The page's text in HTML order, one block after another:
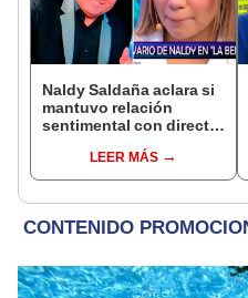
Naldy Saldaña aclara si
mantuvo relación
sentimental con director
denunciarlo por
tocamientos: “Me
LEER MÁS